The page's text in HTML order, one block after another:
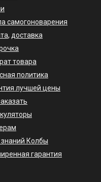
самогоноварения
, доставка
товара
политика
лучшей цены
знаний Колбы
гарантия